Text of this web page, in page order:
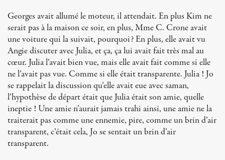
Georges avait allumé le moteur, il attendait. En plus Kim ne
serait pas à la maison ce soir, en plus, Mme C. Crone avait
une voiture qui la suivait, pourquoi? En plus, elle avait vu
Angie discuter avec Julia, et ça, ça lui avait fait très mal au
cœur. Julia l’avait bien vue, mais elle avait fait comme si elle
ne l’avait pas vue. Comme si elle était transparente. Julia ! Jo
se rappelait la discussion qu’elle avait eue avec saman,
l’hypothèse de départ était que Julia était son amie, quelle
ineptie ! Une amie n’aurait jamais trahi ainsi, une amie ne la
traiterait pas comme une ennemie, pire, comme un brin d’air
transparent, c’était cela, Jo se sentait un brin d’air
transparent.